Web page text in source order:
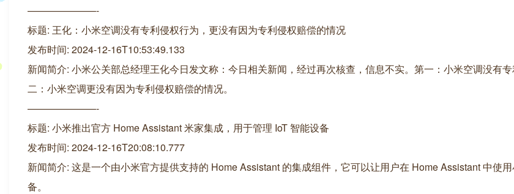
———————-
标题: 王化：小米空调没有专利侵权行为，更没有因为专利侵权赔偿的情况
发布时间: 2024-12-16T10:53:49.133
新闻简介: 小米公关部总经理王化今日发文称：今日相关新闻，经过再次核查，信息不实。第一：小米空调没有
二：小米空调更没有因为专利侵权赔偿的情况。
———————-
标题: 小米推出官方 Home Assistant 米家集成，用于管理 IoT 智能设备
发布时间: 2024-12-16T20:08:10.777
新闻简介: 这是一个由小米官方提供支持的 Home Assistant 的集成组件，它可以让用户在 Home Assistant 中使
备。